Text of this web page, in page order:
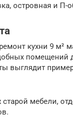
островная и П-
кухни 9 м²
помещений
выглядит
мебели,